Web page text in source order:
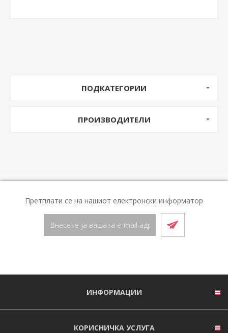
ПОДКАТЕГОРИИ
ПРОИЗВОДИТЕЛИ
Претплати се на нашиот електронски информатор
ИНФОРМАЦИИ
КОРИСНИЧКА УСЛУГА